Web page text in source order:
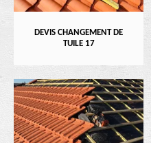
DEVIS CHANGEMENT DE
TUILE 17